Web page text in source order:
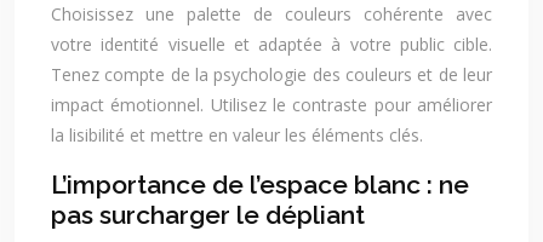
Choisissez une palette de couleurs cohérente avec
votre identité visuelle et adaptée à votre public cible.
Tenez compte de la psychologie des couleurs et de leur
impact émotionnel. Utilisez le contraste pour améliorer
la lisibilité et mettre en valeur les éléments clés.
L’importance de l’espace blanc : ne
pas surcharger le dépliant